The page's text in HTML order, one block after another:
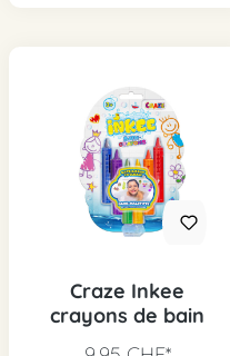
Craze Inkee
crayons de bain